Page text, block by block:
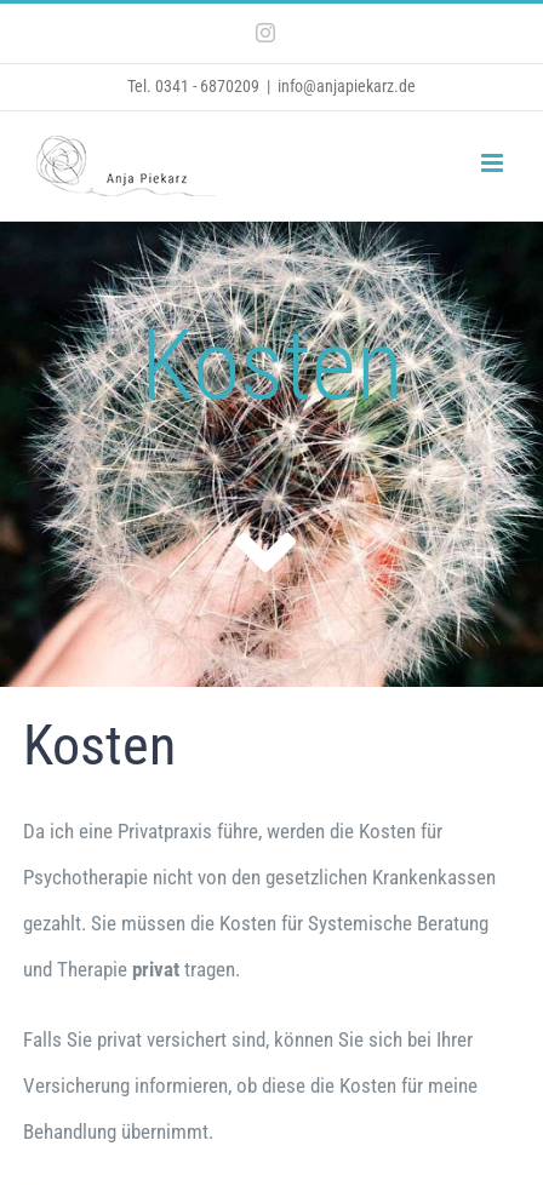
Inhalt
springen
Instagram
Tel. 0341 - 6870209 | info@anjapiekarz.de
Kosten
Kosten
Da ich eine Privatpraxis führe, werden die Kosten für
Psychotherapie nicht von den gesetzlichen Krankenkassen
gezahlt. Sie müssen die Kosten für Systemische Beratung
und Therapie privat tragen.
Falls Sie privat versichert sind, können Sie sich bei Ihrer
Versicherung informieren, ob diese die Kosten für meine
Behandlung übernimmt.